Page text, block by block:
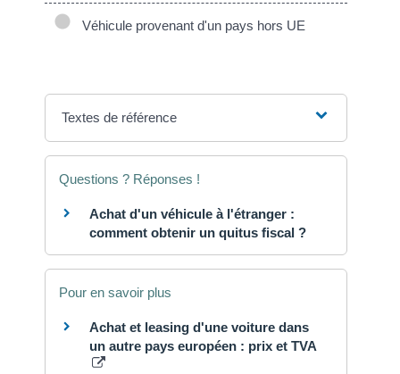
Véhicule provenant d'un pays hors UE
Textes de référence
Questions ? Réponses !
Achat d'un véhicule à l'étranger :
comment obtenir un quitus fiscal ?
Pour en savoir plus
Achat et leasing d'une voiture dans
un autre pays européen : prix et TVA